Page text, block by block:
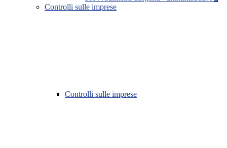
Controlli sulle imprese
Controlli sulle imprese